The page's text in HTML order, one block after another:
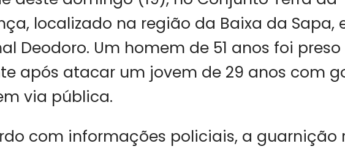
localizado na região da Baixa da Sapa,
Deodoro. Um homem de 51 anos foi
após atacar um jovem de 29 anos com
via pública.
com informações policiais, a guarnição